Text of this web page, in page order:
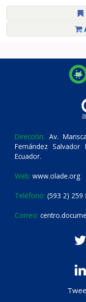
Dirección: Av.
Fernández
Ecuador.
Web: www.olade.org
Teléfono: (593 2) 259
Correo: